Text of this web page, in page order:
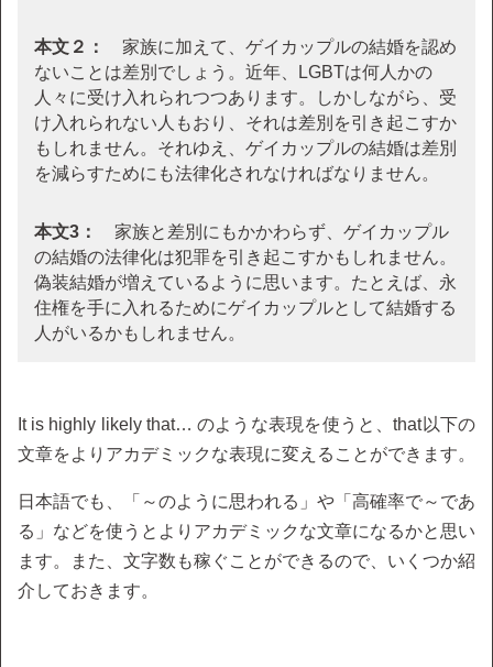
本文２：
家族に加えて、ゲイカップルの結婚を認め
ないことは差別でしょう。近年、LGBTは何人かの
人々に受け入れられつつあります。しかしながら、受
け入れられない人もおり、それは差別を引き起こすか
もしれません。それゆえ、ゲイカップルの結婚は差別
を減らすためにも法律化されなければなりません。
本文3：
家族と差別にもかかわらず、ゲイカップル
の結婚の法律化は犯罪を引き起こすかもしれません。
偽装結婚が増えているように思います。たとえば、永
住権を手に入れるためにゲイカップルとして結婚する
人がいるかもしれません。
It is highly likely that… のような表現を使うと、that以下の
文章をよりアカデミックな表現に変えることができます。
日本語でも、「～のように思われる」や「高確率で～であ
る」などを使うとよりアカデミックな文章になるかと思い
ます。また、文字数も稼ぐことができるので、いくつか紹
介しておきます。